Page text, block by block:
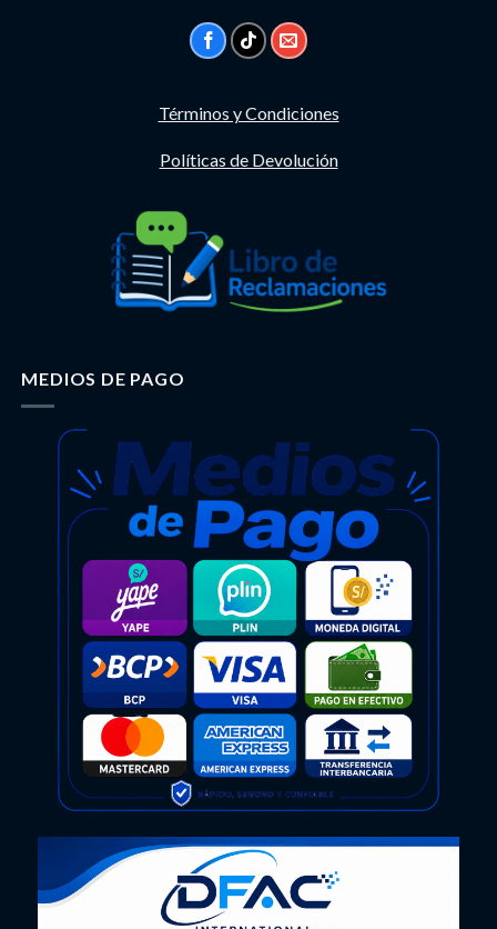
Términos y Condiciones
Políticas de Devolución
MEDIOS DE PAGO